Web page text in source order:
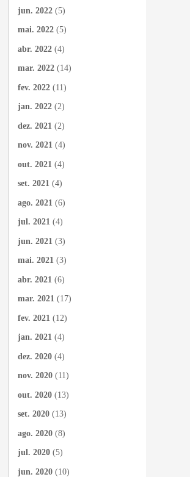
jun. 2022 (5)
mai. 2022 (5)
abr. 2022 (4)
mar. 2022 (14)
fev. 2022 (11)
jan. 2022 (2)
dez. 2021 (2)
nov. 2021 (4)
out. 2021 (4)
set. 2021 (4)
ago. 2021 (6)
jul. 2021 (4)
jun. 2021 (3)
mai. 2021 (3)
abr. 2021 (6)
mar. 2021 (17)
fev. 2021 (12)
jan. 2021 (4)
dez. 2020 (4)
nov. 2020 (11)
out. 2020 (13)
set. 2020 (13)
ago. 2020 (8)
jul. 2020 (5)
jun. 2020 (10)